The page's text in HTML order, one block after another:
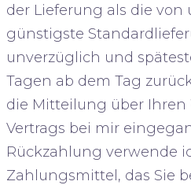
der Lieferung als die von
günstigste
unverzüglich und
Tagen ab dem Tag
die Mitteilung über Ihren
Vertrags bei mir
Rückzahlung verwende
Zahlungsmittel, das Sie